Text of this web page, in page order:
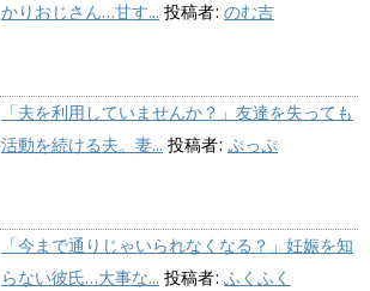
かりおじさん…甘す... 投稿者: のむ吉
「夫を利用していませんか？」友達を失っても
活動を続ける夫。妻... 投稿者: ぷっぷ
「今まで通りじゃいられなくなる？」妊娠を知
らない彼氏…大事な... 投稿者: ふくふく